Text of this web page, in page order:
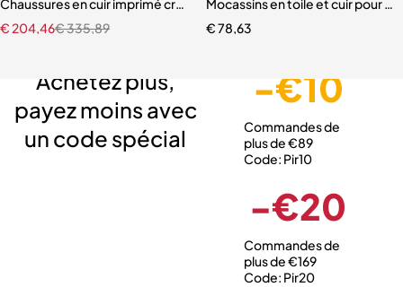
Chaussures en cuir imprimé crocodile pour hommes
€335,89
€204,46
Mocassins en toile et cuir pour
€78,63
Achetez plus,
payez moins avec
un code spécial
-€10
Commandes de
plus de €89
Code: Pir10
-€20
Commandes de
plus de €169
Code: Pir20